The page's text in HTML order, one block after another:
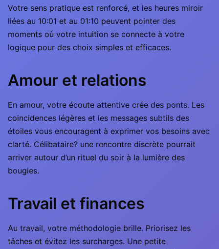
Votre sens pratique est renforcé, et les heures miroir
liées au 10:01 et au 01:10 peuvent pointer des
moments où votre intuition se connecte à votre
logique pour des choix simples et efficaces.
Amour et relations
En amour, votre écoute attentive crée des ponts. Les
coincidences légères et les messages subtils des
étoiles vous encouragent à exprimer vos besoins avec
clarté. Célibataire? une rencontre discrète pourrait
arriver autour d’un rituel du soir à la lumière des
bougies.
Travail et finances
Au travail, votre méthodologie brille. Priorisez les
tâches et évitez les surcharges. Une petite